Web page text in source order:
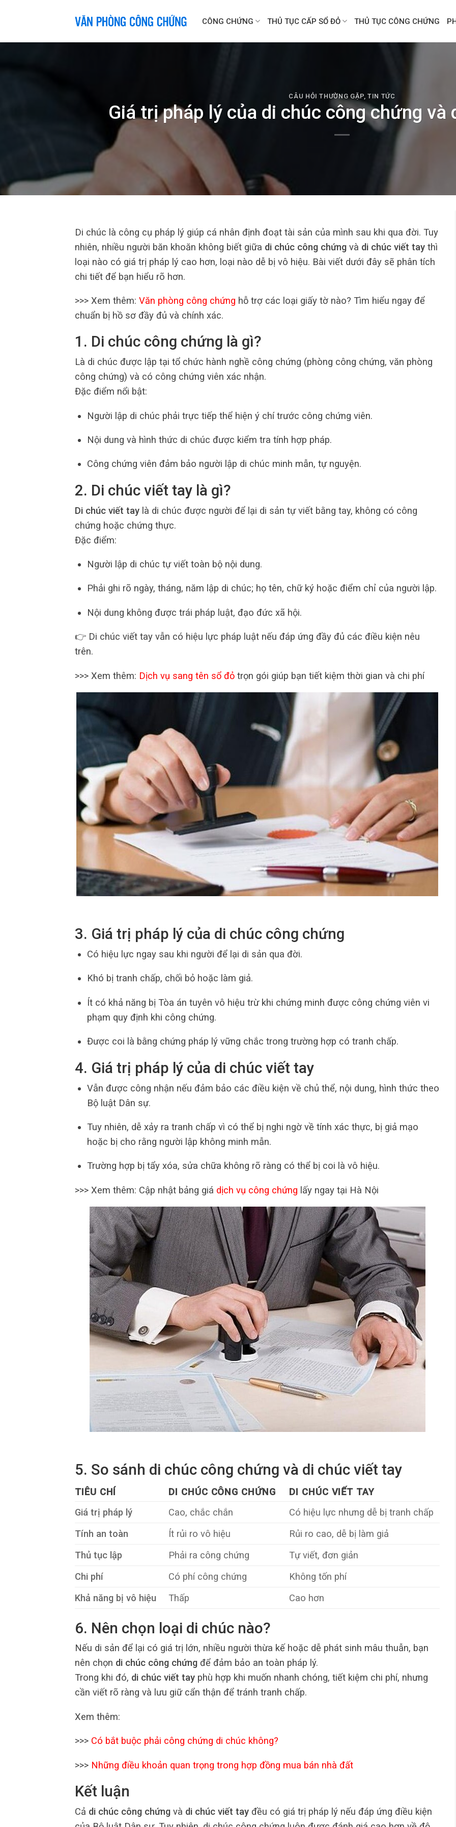
CÔNG CHỨNG THỦ TỤC CẤP SỔ ĐỎ THỦ TỤC CÔNG CHỨNG
CÂU HỎI THƯỜNG GẶP,TIN TỨC
Giá trị pháp lý của di chúc công chứng và
Di chúc là công cụ pháp lý giúp cá nhân định đoạt tài sản của mình sau khi qua đời. Tuy
nhiên, nhiều người băn khoăn không biết giữa di chúc công chứng và di chúc viết tay thì
loại nào có giá trị pháp lý cao hơn, loại nào dễ bị vô hiệu. Bài viết dưới đây sẽ phân tích
chi tiết để bạn hiểu rõ hơn.
>>> Xem thêm: Văn phòng công chứng hỗ trợ các loại giấy tờ nào? Tìm hiểu ngay để
chuẩn bị hồ sơ đầy đủ và chính xác.
1. Di chúc công chứng là gì?
Là di chúc được lập tại tổ chức hành nghề công chứng (phòng công chứng, văn phòng
công chứng) và có công chứng viên xác nhận.
Đặc điểm nổi bật:
Người lập di chúc phải trực tiếp thể hiện ý chí trước công chứng viên.
Nội dung và hình thức di chúc được kiểm tra tính hợp pháp.
Công chứng viên đảm bảo người lập di chúc minh mẫn, tự nguyện.
2. Di chúc viết tay là gì?
Di chúc viết tay là di chúc được người để lại di sản tự viết bằng tay, không có công
chứng hoặc chứng thực.
Đặc điểm:
Người lập di chúc tự viết toàn bộ nội dung.
Phải ghi rõ ngày, tháng, năm lập di chúc; họ tên, chữ ký hoặc điểm chỉ của người lập.
Nội dung không được trái pháp luật, đạo đức xã hội.
👉 Di chúc viết tay vẫn có hiệu lực pháp luật nếu đáp ứng đầy đủ các điều kiện nêu
trên.
>>> Xem thêm: Dịch vụ sang tên sổ đỏ trọn gói giúp bạn tiết kiệm thời gian và chi phí
3. Giá trị pháp lý của di chúc công chứng
Có hiệu lực ngay sau khi người để lại di sản qua đời.
Khó bị tranh chấp, chối bỏ hoặc làm giả.
Ít có khả năng bị Tòa án tuyên vô hiệu trừ khi chứng minh được công chứng viên vi
phạm quy định khi công chứng.
Được coi là bằng chứng pháp lý vững chắc trong trường hợp có tranh chấp.
4. Giá trị pháp lý của di chúc viết tay
Vẫn được công nhận nếu đảm bảo các điều kiện về chủ thể, nội dung, hình thức theo
Bộ luật Dân sự.
Tuy nhiên, dễ xảy ra tranh chấp vì có thể bị nghi ngờ về tính xác thực, bị giả mạo
hoặc bị cho rằng người lập không minh mẫn.
Trường hợp bị tẩy xóa, sửa chữa không rõ ràng có thể bị coi là vô hiệu.
>>> Xem thêm: Cập nhật bảng giá dịch vụ công chứng lấy ngay tại Hà Nội
5. So sánh di chúc công chứng và di chúc viết tay
TIÊU CHÍ DI CHÚC CÔNG CHỨNG
DI CHÚC VIẾT TAY
Giá trị pháp lý
Cao, chắc chắn
Có hiệu lực nhưng dễ bị tranh chấp
Tính an toàn
Ít rủi ro vô hiệu
Rủi ro cao, dễ bị làm giả
Thủ tục lập
Phải ra công chứng
Tự viết, đơn giản
Chi phí
Có phí công chứng
Không tốn phí
Khả năng bị vô hiệu
Thấp Cao hơn
6. Nên chọn loại di chúc nào?
Nếu di sản để lại có giá trị lớn, nhiều người thừa kế hoặc dễ phát sinh mâu thuẫn, bạn
nên chọn di chúc công chứng để đảm bảo an toàn pháp lý.
Trong khi đó, di chúc viết tay phù hợp khi muốn nhanh chóng, tiết kiệm chi phí, nhưng
cần viết rõ ràng và lưu giữ cẩn thận để tránh tranh chấp.
Xem thêm:
>>> Có bắt buộc phải công chứng di chúc không?
>>> Những điều khoản quan trọng trong hợp đồng mua bán nhà đất
Kết luận
Cả di chúc công chứng và di chúc viết tay đều có giá trị pháp lý nếu đáp ứng điều kiện